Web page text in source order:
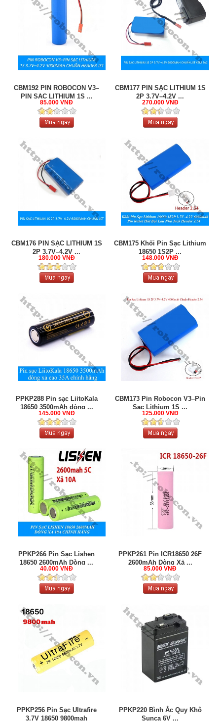
CBM192 PIN ROBOCON V3–
PIN SẠC LITHIUM 1S ...
85.000 VNĐ
CBM177 PIN SẠC LITHIUM 1S
2P 3.7V–4.2V ...
270.000 VNĐ
CBM176 PIN SẠC LITHIUM 1S
2P 3.7V–4.2V ...
180.000 VNĐ
CBM175 Khối Pin Sạc Lithium
18650 1S2P ...
148.000 VNĐ
PPKP288 Pin sạc LiitoKala
18650 3500mAh dòng ...
145.000 VNĐ
CBM173 Pin Robocon V3–Pin
Sạc Lithium 1S ...
125.000 VNĐ
PPKP266 Pin Sạc Lishen
18650 2600mAh Dòng ...
40.000 VNĐ
PPKP261 Pin ICR18650 26F
2600mAh Dòng Xả ...
85.000 VNĐ
PPKP256 Pin Sạc Ultrafire
3.7V 18650 9800mah
PPKP220 Bình Ắc Quy Khô
Sunca 6V ...